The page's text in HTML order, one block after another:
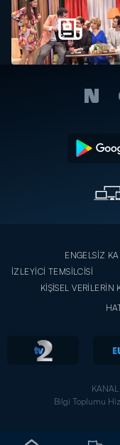
ENGELSİZ
İZLEYİCİ TEMSİLCİSİ
KİŞİSEL VERİLERİN
KANAL
Bilgi Toplumu